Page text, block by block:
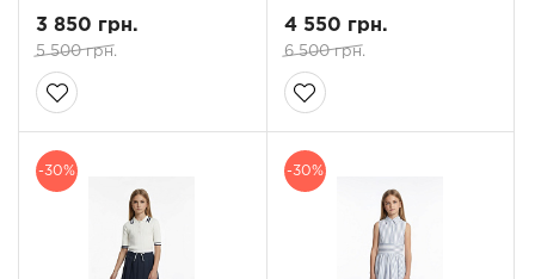
3 850 грн.
5 500 грн.
4 550 грн.
6 500 грн.
-30% -30%